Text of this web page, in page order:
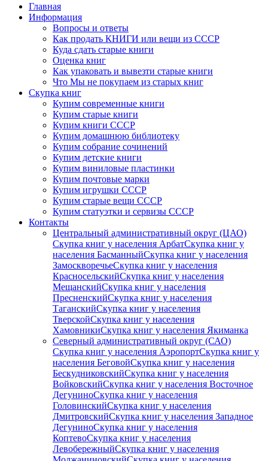
Главная
Информация
Вопросы и ответы
Как продать КНИГИ или вещи из СССР
Куда сдать старые книги
Оценка книг
Как упаковать и вывезти старые книги
Что Мы не покупаем из старых книг
Скупка книг
Купим современные книги
Купим старые книги
Купим книги СССР
Купим домашнюю библиотеку
Купим собрание сочинений
Купим детские книги
Купим виниловые пластинки
Купим почтовые марки
Купим игрушки СССР
Купим старые вещи СССР
Купим статуэтки и сервизы СССР
Контакты
Центральный административный округ (ЦАО)
Скупка книг у населения АрбатСкупка книг у
населения БасманныйСкупка книг у населения
ЗамоскворечьеСкупка книг у населения
КрасносельскийСкупка книг у населения
МещанскийСкупка книг у населения
ПресненскийСкупка книг у населения
ТаганскийСкупка книг у населения
ТверскойСкупка книг у населения
ХамовникиСкупка книг у населения Якиманка
Северный административный округ (САО)
Скупка книг у населения АэропортСкупка книг у
населения БеговойСкупка книг у населения
БескудниковскийСкупка книг у населения
ВойковскийСкупка книг у населения Восточное
ДегуниноСкупка книг у населения
ГоловинскийСкупка книг у населения
ДмитровскийСкупка книг у населения Западное
ДегуниноСкупка книг у населения
КоптевоСкупка книг у населения
ЛевобережныйСкупка книг у населения